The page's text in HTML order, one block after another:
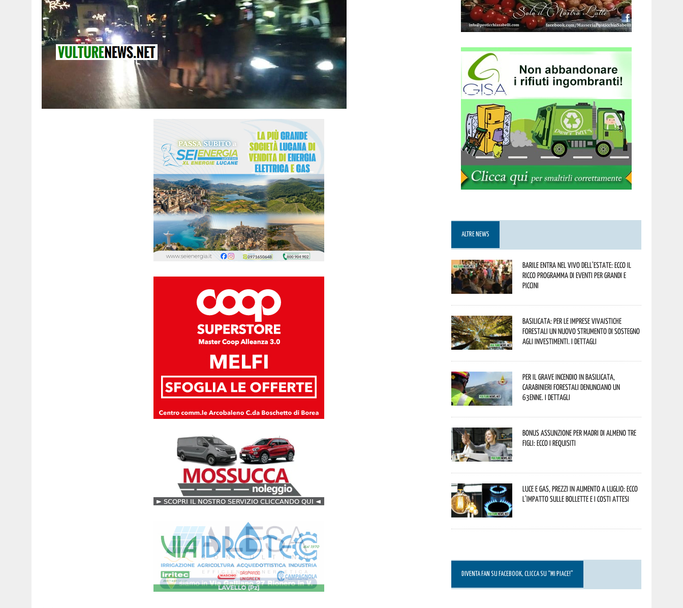
ALTRE NEWS
Barile entra nel vivo dell’estate: ecco il
ricco programma di eventi per grandi e
piccini
Basilicata: per le imprese vivaistiche
forestali un nuovo strumento di sostegno
agli investimenti. I dettagli
Per il grave incendio in Basilicata,
Carabinieri forestali denunciano un
63enne. I dettagli
Bonus assunzione per madri di almeno tre
figli: ecco i requisiti
Luce e gas, prezzi in aumento a luglio: ecco
l’impatto sulle bollette e i costi attesi
DIVENTA FAN SU FACEBOOK, CLICCA SU “MI PIACE!”